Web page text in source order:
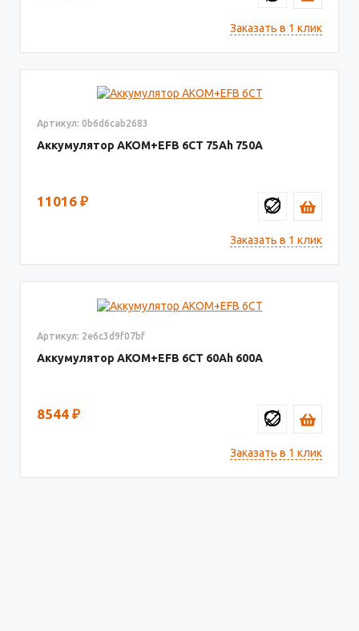
Заказать в 1 клик
Артикул: 0b6d6cab2683
Аккумулятор AKOM+EFB 6СТ 75 750
11016 ₽
Заказать в 1 клик
Артикул: 2e6c3d9f07bf
Аккумулятор AKOM+EFB 6СТ 60 600
8544 ₽
Заказать в 1 клик